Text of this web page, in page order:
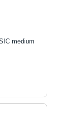
medium